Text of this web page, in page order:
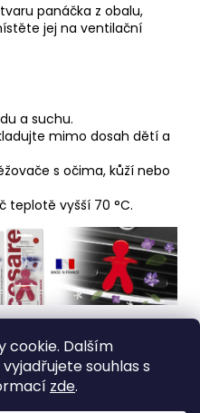
cookie. Dalším
souhlas s
zde.
panáčka z obalu,
jej na ventilační
a suchu.
mimo dosah dětí a
s očima, kůží nebo
teplotě vyšší 70 °C.